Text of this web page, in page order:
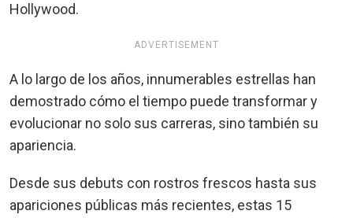
Hollywood.
ADVERTISEMENT
A lo largo de los años, innumerables estrellas han
demostrado cómo el tiempo puede transformar y
evolucionar no solo sus carreras, sino también su
apariencia.
Desde sus debuts con rostros frescos hasta sus
apariciones públicas más recientes, estas 15